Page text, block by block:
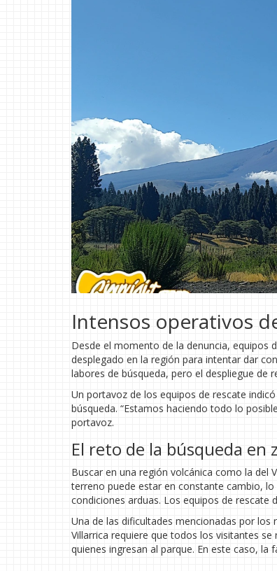
Intensos operativos
Desde el momento de la denuncia, equipos
desplegado en la región para intentar dar
labores de búsqueda, pero el despliegue de
Un portavoz de los equipos de rescate
búsqueda. “Estamos haciendo todo lo
portavoz.
El reto de la búsqueda en
Buscar en una región volcánica como la del
terreno puede estar en constante cambio,
condiciones arduas. Los equipos de
Una de las dificultades mencionadas por los
Villarrica requiere que todos los visitantes
quienes ingresan al parque. En este caso,